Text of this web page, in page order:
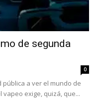
de segunda
0
pública a ver el mundo de
exige, quizá, que...